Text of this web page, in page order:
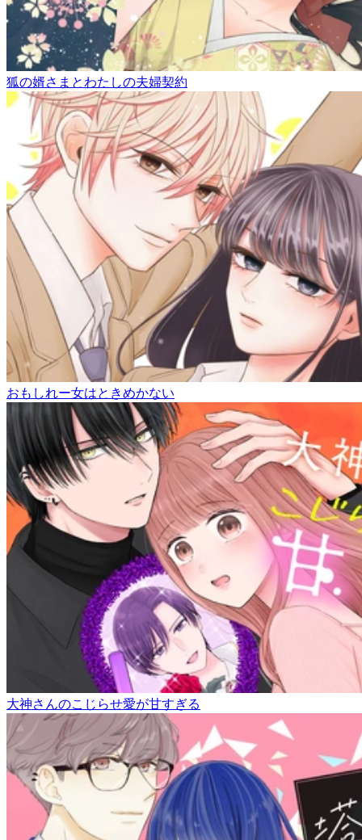
狐の婿さまとわたしの夫婦契約
おもしれー女はときめかない
大神さんのこじらせ愛が甘すぎる